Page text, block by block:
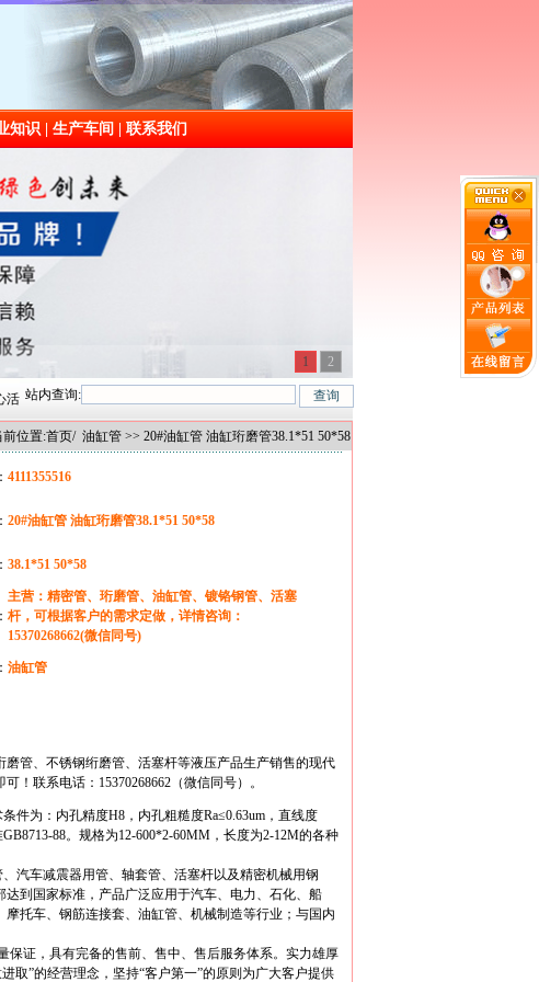
知识 生产车间 联系我们
1 2
杆、深膛孔非标油缸珩磨管。 主要材质：20#、45#、16Mn、27SiMn、40Cr、304、316L
站内查询:
前位置:首页/ 油缸管 >> 20#油缸管 油缸珩磨管38.1*51 50*58
4111355516
20#油缸管 油缸珩磨管38.1*51 50*58
38.1*51 50*58
主营：精密管、珩磨管、油缸管、镀铬钢管、活塞
杆，可根据客户的需求定做，详情咨询：
15370268662(微信同号)
油缸管
管、不锈钢绗磨管、活塞杆等液压产品生产销售的现代
！联系电话：15370268662（微信同号）。
为：内孔精度H8，内孔粗糙度Ra≤0.63um，直线度
88。规格为12-600*2-60MM，长度为2-12M的各种
车减震器用管、轴套管、活塞杆以及精密机械用钢
到国家标准，产品广泛应用于汽车、电力、石化、船
托车、钢筋连接套、油缸管、机械制造等行业；与国内
证，具有完备的售前、售中、售后服务体系。实力雄厚
取”的经营理念，坚持“客户第一”的原则为广大客户提供